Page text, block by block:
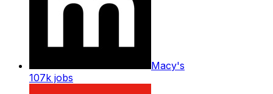
Macy's
107k jobs